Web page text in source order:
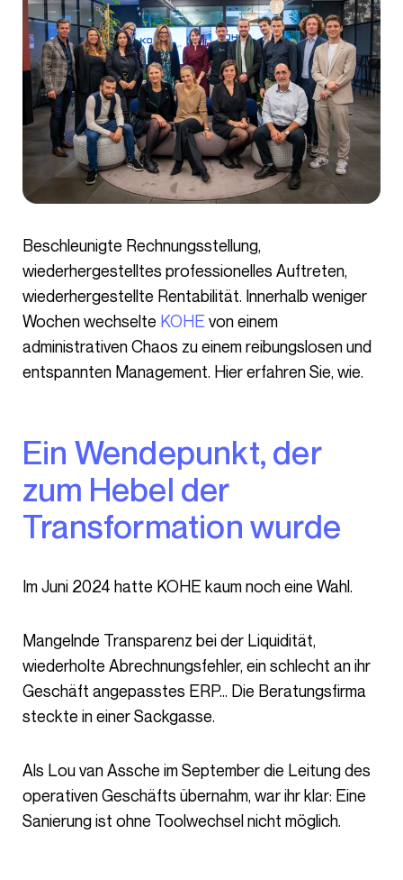
Beschleunigte Rechnungsstellung,
wiederhergestelltes professionelles Auftreten,
wiederhergestellte Rentabilität. Innerhalb weniger
Wochen wechselte KOHEvon einem
administrativen Chaos zu einem reibungslosen und
entspannten Management. Hier erfahren Sie, wie.
Ein Wendepunkt, der
zum Hebel der
Transformation wurde
Im Juni 2024 hatte KOHE kaum noch eine Wahl.
Mangelnde Transparenz bei der Liquidität,
wiederholte Abrechnungsfehler, ein schlecht an ihr
Geschäft angepasstes ERP… Die Beratungsfirma
steckte in einer Sackgasse.
Als Lou van Assche im September die Leitung des
operativen Geschäfts übernahm, war ihr klar: Eine
Sanierung ist ohne Toolwechsel nicht möglich.